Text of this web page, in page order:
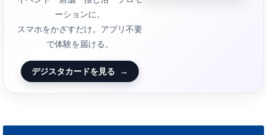
ーションに。
スマホをかざすだけ。アプリ不要
で体験を届ける。
デジスタカードを見る →